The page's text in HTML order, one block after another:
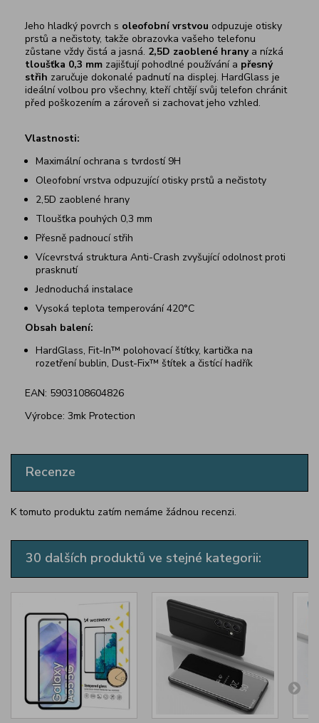
Jeho hladký povrch s oleofobní vrstvou odpuzuje otisky
prstů a nečistoty, takže obrazovka vašeho telefonu
zůstane vždy čistá a jasná. 2,5D zaoblené hranya nízká
tloušťka 0,3 mm zajišťují pohodlné používání a přesný
střih zaručuje dokonalé padnutí na displej. HardGlass je
ideální volbou pro všechny, kteří chtějí svůj telefon chránit
před poškozením a zároveň si zachovat jeho vzhled.
Vlastnosti:
Maximální ochrana s tvrdostí 9H
Oleofobní vrstva odpuzující otisky prstů a nečistoty
2,5D zaoblené hrany
Tloušťka pouhých 0,3 mm
Přesně padnoucí střih
Vícevrstvá struktura Anti-Crash zvyšující odolnost proti
prasknutí
Jednoduchá instalace
Vysoká teplota temperování 420°C
Obsah balení:
HardGlass, Fit-In™ polohovací štítky, kartička na
rozetření bublin, Dust-Fix™ štítek a čistící hadřík
EAN: 5903108604826
Výrobce: 3mk Protection
Recenze
K tomuto produktu zatím nemáme žádnou recenzi.
30 dalších produktů ve stejné kategorii: